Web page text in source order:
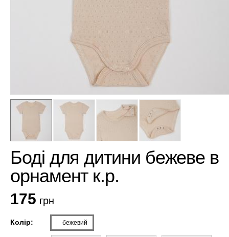
Боді для дитини бежеве в
орнамент к.р.
175 грн
Колір: бежевий